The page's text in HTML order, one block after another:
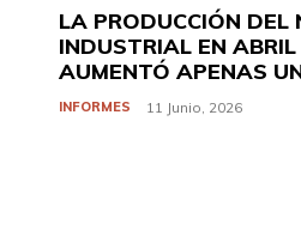
LA PRODUCCIÓN DEL
INDUSTRIAL EN
AUMENTÓ APENAS
INFORMES 11 Junio, 2026